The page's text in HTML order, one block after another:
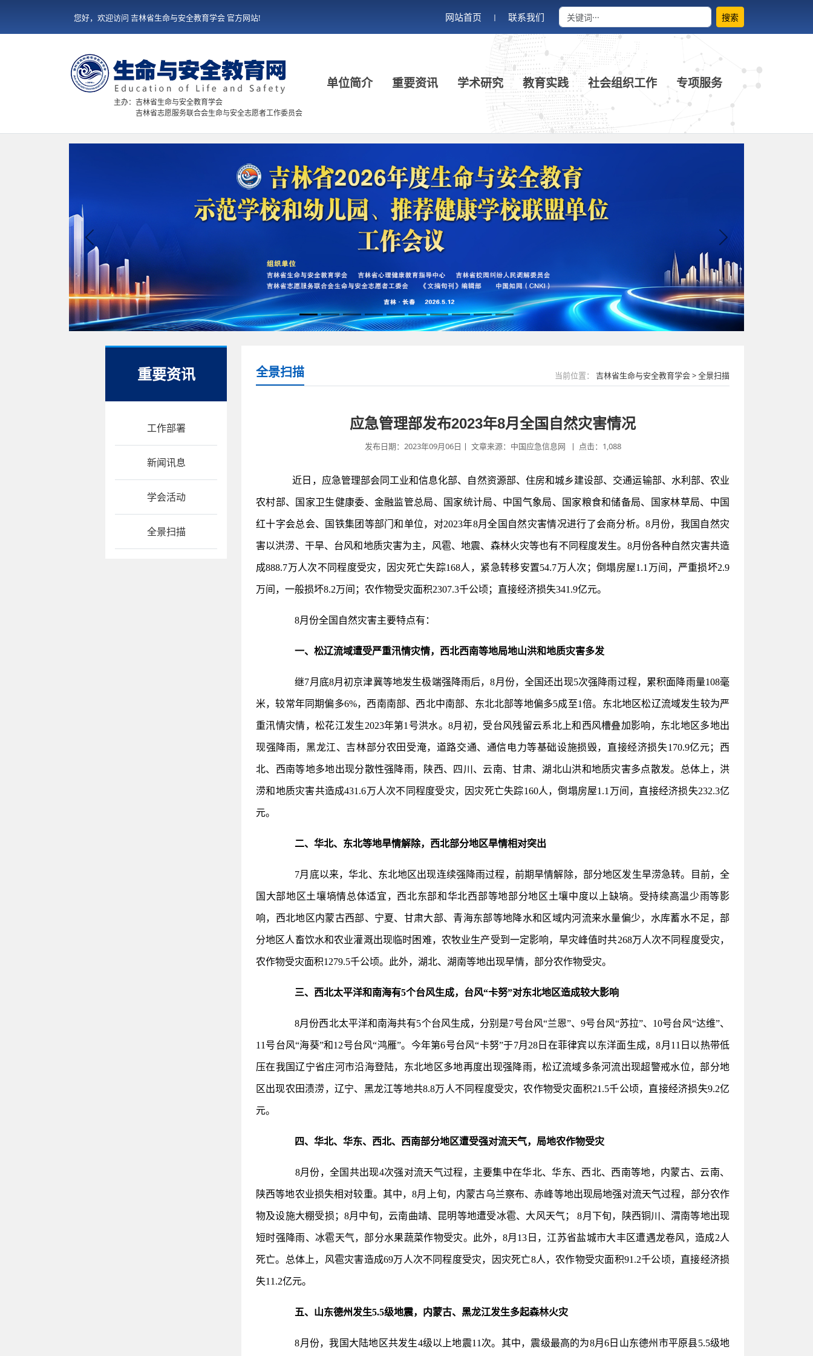
您好，欢迎访问 吉林省生命与安全教育学会 官方网站! 网站首页 丨 联系我们 搜索
主办：吉林省生命与安全教育学会
吉林省志愿服务联合会生命与安全志愿者工作委员会
单位简介 重要资讯 学术研究 教育实践 社会组织工作 专项服务
Previous Next
重要资讯
工作部署
新闻讯息
学会活动
全景扫描
全景扫描 当前位置： 吉林省生命与安全教育学会 > 全景扫描
应急管理部发布2023年8月全国自然灾害情况
发布日期：2023年09月06日丨 文章来源：中国应急信息网 丨 点击：1,088
近日，应急管理部会同工业和信息化部、自然资源部、住房和城乡建设部、交通运输部、水利部、农业
农村部、国家卫生健康委、金融监管总局、国家统计局、中国气象局、国家粮食和储备局、国家林草局、中国
红十字会总会、国铁集团等部门和单位，对2023年8月全国自然灾害情况进行了会商分析。8月份，我国自然灾
害以洪涝、干旱、台风和地质灾害为主，风雹、地震、森林火灾等也有不同程度发生。8月份各种自然灾害共造
成888.7万人次不同程度受灾，因灾死亡失踪168人，紧急转移安置54.7万人次；倒塌房屋1.1万间，严重损坏2.9
万间，一般损坏8.2万间；农作物受灾面积2307.3千公顷；直接经济损失341.9亿元。
8月份全国自然灾害主要特点有：
一、松辽流域遭受严重汛情灾情，西北西南等地局地山洪和地质灾害多发
继7月底8月初京津冀等地发生极端强降雨后，8月份，全国还出现5次强降雨过程，累积面降雨量108毫
米，较常年同期偏多6%，西南南部、西北中南部、东北北部等地偏多5成至1倍。东北地区松辽流域发生较为严
重汛情灾情，松花江发生2023年第1号洪水。8月初，受台风残留云系北上和西风槽叠加影响，东北地区多地出
现强降雨，黑龙江、吉林部分农田受淹，道路交通、通信电力等基础设施损毁，直接经济损失170.9亿元；西
北、西南等地多地出现分散性强降雨，陕西、四川、云南、甘肃、湖北山洪和地质灾害多点散发。总体上，洪
涝和地质灾害共造成431.6万人次不同程度受灾，因灾死亡失踪160人，倒塌房屋1.1万间，直接经济损失232.3亿
元。
二、华北、东北等地旱情解除，西北部分地区旱情相对突出
7月底以来，华北、东北地区出现连续强降雨过程，前期旱情解除，部分地区发生旱涝急转。目前，全
国大部地区土壤墒情总体适宜，西北东部和华北西部等地部分地区土壤中度以上缺墒。受持续高温少雨等影
响，西北地区内蒙古西部、宁夏、甘肃大部、青海东部等地降水和区域内河流来水量偏少，水库蓄水不足，部
分地区人畜饮水和农业灌溉出现临时困难，农牧业生产受到一定影响，旱灾峰值时共268万人次不同程度受灾，
农作物受灾面积1279.5千公顷。此外，湖北、湖南等地出现旱情，部分农作物受灾。
三、西北太平洋和南海有5个台风生成，台风“卡努”对东北地区造成较大影响
8月份西北太平洋和南海共有5个台风生成，分别是7号台风“兰恩”、9号台风“苏拉”、10号台风“达维”、
11号台风“海葵”和12号台风“鸿雁”。今年第6号台风“卡努”于7月28日在菲律宾以东洋面生成，8月11日以热带低
压在我国辽宁省庄河市沿海登陆，东北地区多地再度出现强降雨，松辽流域多条河流出现超警戒水位，部分地
区出现农田渍涝，辽宁、黑龙江等地共8.8万人不同程度受灾，农作物受灾面积21.5千公顷，直接经济损失9.2亿
元。
四、华北、华东、西北、西南部分地区遭受强对流天气，局地农作物受灾
8月份，全国共出现4次强对流天气过程，主要集中在华北、华东、西北、西南等地，内蒙古、云南、
陕西等地农业损失相对较重。其中，8月上旬，内蒙古乌兰察布、赤峰等地出现局地强对流天气过程，部分农作
物及设施大棚受损；8月中旬，云南曲靖、昆明等地遭受冰雹、大风天气； 8月下旬，陕西铜川、渭南等地出现
短时强降雨、冰雹天气，部分水果蔬菜作物受灾。此外，8月13日，江苏省盐城市大丰区遭遇龙卷风，造成2人
死亡。总体上，风雹灾害造成69万人次不同程度受灾，因灾死亡8人，农作物受灾面积91.2千公顷，直接经济损
失11.2亿元。
五、山东德州发生5.5级地震，内蒙古、黑龙江发生多起森林火灾
8月份，我国大陆地区共发生4级以上地震11次。其中，震级最高的为8月6日山东德州市平原县5.5级地